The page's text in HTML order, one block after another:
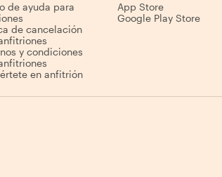
de ayuda para
de cancelación
y condiciones
en anfitrión
App Store
Google Play Store